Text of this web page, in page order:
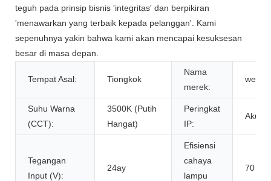
teguh pada prinsip bisnis 'integritas' dan berpikiran
'menawarkan yang terbaik kepada pelanggan'. Kami
sepenuhnya yakin bahwa kami akan mencapai kesuksesan
besar di masa depan.
Tempat Asal: Tiongkok
Nama
merek:
wenda
Suhu Warna
(CCT):
3500K (Putih
Hangat)
Peringkat
IP:
Aku
Tegangan
Input (V):
24ay
Efisiensi
cahaya
lampu
70